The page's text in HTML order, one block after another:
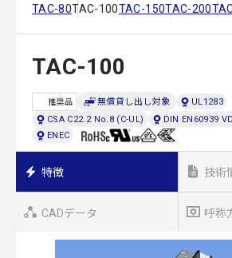
TAC-80TAC-100TAC-150TAC-200
TAC-100
推奨品 無償貸し出し対象
UL1283
CSA C22.2 No.8 (C-UL)
DIN EN60939
ENEC
特徴 技術
CADデータ 呼称